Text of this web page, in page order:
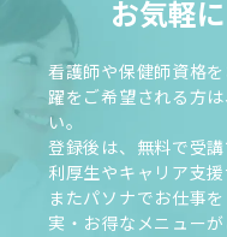
お気軽
看護師や保健師資格
躍をご希望される方
い。
登録後は、無料で受
利厚生やキャリア支援
またパソナでお仕事
実・お得なメニューが